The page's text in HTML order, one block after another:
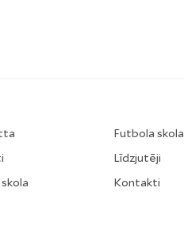
Futbola skola
Līdzjutēji
Kontakti